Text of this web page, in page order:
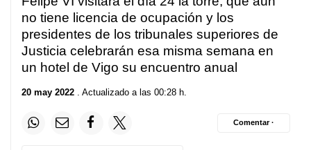
no tiene licencia de ocupación y los
presidentes de los tribunales superiores de
Justicia celebrarán esa misma semana en
un hotel de Vigo su encuentro anual
20 may 2022 . Actualizado a las 00:28 h.
Comentar ·